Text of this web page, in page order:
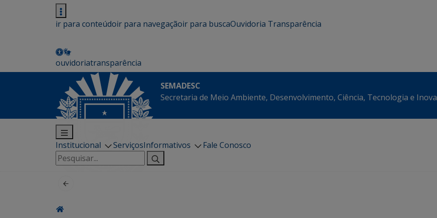
ir para conteúdoir para navegaçãoir para buscaOuvidoria Transparência
ouvidoriatransparência
SEMADESC
Secretaria de Meio Ambiente, Desenvolvimento, Ciência, Tecnologia e
Institucional ServiçosInformativos
Fale Conosco
Pesquisar
por: